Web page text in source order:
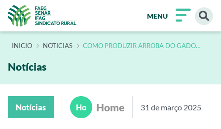
MENU
INÍCIO NOTICIAS COMO PRODUZIR ARROBA DO GADO
Notícias
Notícias Ho Home 31 de março 2025